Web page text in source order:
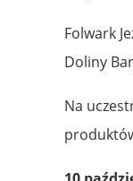
Folwark
Doliny
Na